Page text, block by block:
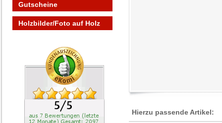
Gutscheine
Holzbilder/Foto auf Holz
Hierzu passende Artikel: